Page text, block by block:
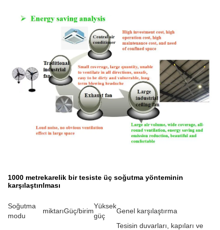
1000 metrekarelik bir tesiste üç soğutma yönteminin
karşılaştırılması
Soğutma
modu
miktarıGüç/birim
Yüksek
güç
Genel karşılaştırma
Tesisin duvarları, kapıları ve